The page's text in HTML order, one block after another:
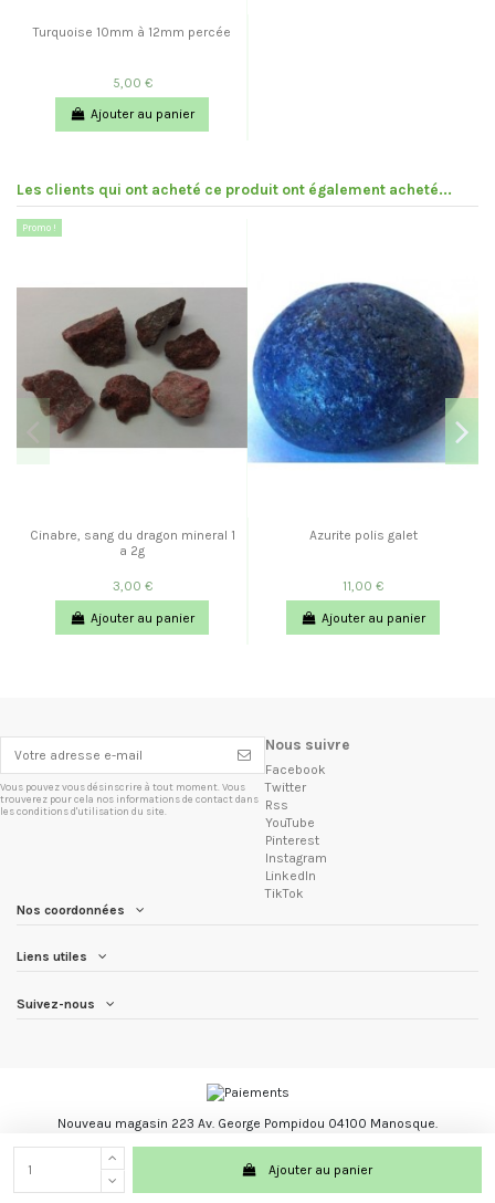
Ajouter au panier
Turquoise 10mm à 12mm percée
5,00 €
Ajouter au panier
Les clients qui ont acheté ce produit ont également acheté...
Promo !
Cinabre, sang du dragon mineral 1
a 2g
3,00 €
Ajouter au panier
Azurite polis galet
11,00 €
Ajouter au panier
Vous pouvez vous désinscrire à tout moment. Vous
trouverez pour cela nos informations de contact dans
les conditions d'utilisation du site.
Nous suivre
Facebook
Twitter
Rss
YouTube
Pinterest
Instagram
LinkedIn
TikTok
Nos coordonnées
Liens utiles
Suivez-nous
Nouveau magasin 223 Av. George Pompidou 04100 Manosque.
Les Trésors du Brésil marque registré.